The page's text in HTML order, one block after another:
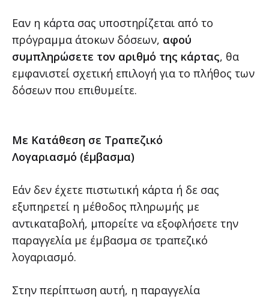
Εαν η κάρτα σας υποστηρίζεται από το
πρόγραμμα άτοκων δόσεων, αφού
συμπληρώσετε τον αριθμό της κάρτας, θα
εμφανιστεί σχετική επιλογή για το πλήθος των
δόσεων που επιθυμείτε.
Mε Κατάθεση σε Τραπεζικό
Λογαριασμό (έμβασμα)
Εάν δεν έχετε πιστωτική κάρτα ή δε σας
εξυπηρετεί η μέθοδος πληρωμής με
αντικαταβολή, μπορείτε να εξοφλήσετε την
παραγγελία με έμβασμα σε τραπεζικό
λογαριασμό.
Στην περίπτωση αυτή, η παραγγελία